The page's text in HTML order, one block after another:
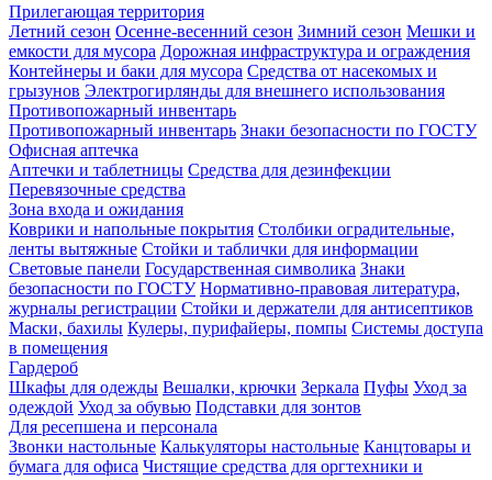
Прилегающая территория
Летний сезон Осенне-весенний сезон Зимний сезон Мешки и
емкости для мусора Дорожная инфраструктура и ограждения
Контейнеры и баки для мусора Средства от насекомых и
грызунов Электрогирлянды для внешнего использования
Противопожарный инвентарь
Противопожарный инвентарь Знаки безопасности по ГОСТУ
Офисная аптечка
Аптечки и таблетницы Средства для дезинфекции
Перевязочные средства
Зона входа и ожидания
Коврики и напольные покрытия Столбики оградительные,
ленты вытяжные Стойки и таблички для информации
Световые панели Государственная символика Знаки
безопасности по ГОСТУ Нормативно-правовая литература,
журналы регистрации Стойки и держатели для антисептиков
Маски, бахилы Кулеры, пурифайеры, помпы Системы доступа
в помещения
Гардероб
Шкафы для одежды Вешалки, крючки Зеркала Пуфы Уход за
одеждой Уход за обувью Подставки для зонтов
Для ресепшена и персонала
Звонки настольные Калькуляторы настольные Канцтовары и
бумага для офиса Чистящие средства для оргтехники и